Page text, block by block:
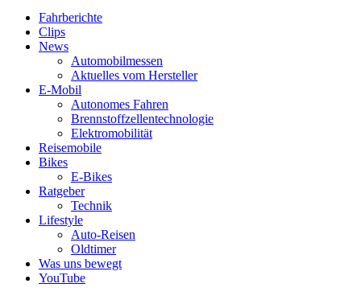
Fahrberichte
Clips
News
Automobilmessen
Aktuelles vom Hersteller
E-Mobil
Autonomes Fahren
Brennstoffzellentechnologie
Elektromobilität
Reisemobile
Bikes
E-Bikes
Ratgeber
Technik
Lifestyle
Auto-Reisen
Oldtimer
Was uns bewegt
YouTube